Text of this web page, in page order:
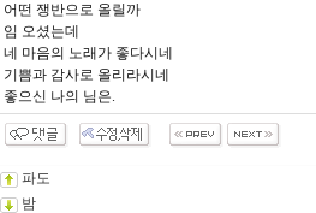
어떤 쟁반으로 올릴까
임 오셨는데
네 마음의 노래가 좋다시네
기쁨과 감사로 올리라시네
좋으신 나의 님은.
파도
밤